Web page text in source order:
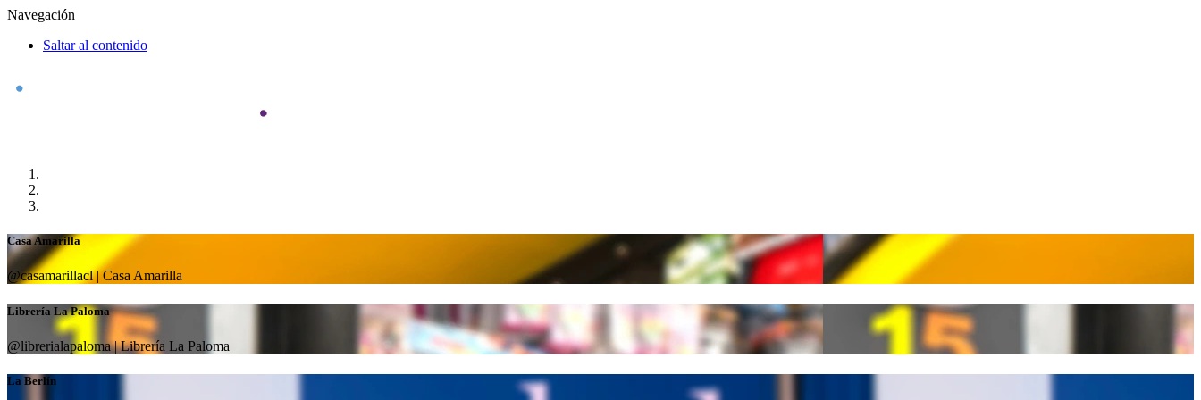
Navegación
Saltar al contenido
Casa Amarilla
@casamarillacl | Casa Amarilla
Librería La Paloma
@librerialapaloma | Librería La Paloma
La Berlín